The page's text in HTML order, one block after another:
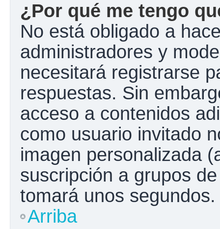
¿Por qué me tengo
No está obligado a
administradores y
necesitará registrarse
respuestas. Sin
acceso a contenidos
como usuario invitado
imagen personalizada
suscripción a grupos
tomará unos
Arriba